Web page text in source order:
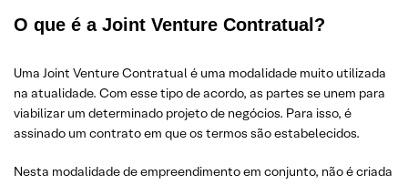
O que é a Joint Venture Contratual?
Uma Joint Venture Contratual é uma modalidade muito utilizada
na atualidade. Com esse tipo de acordo, as partes se unem para
viabilizar um determinado projeto de negócios. Para isso, é
assinado um contrato em que os termos são estabelecidos.
Nesta modalidade de empreendimento em conjunto, não é criada